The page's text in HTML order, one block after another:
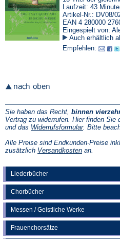
Liederbücher
Chorbücher
Messen / Geistliche Werke
Frauenchorsätze
Laufzeit: 43
Artikel-Nr.: DV08/
EAN 4 280000
Eingespielt von:
Auch erhältlich
Empfehlen:
Sie haben das Recht, binnen
Vertrag zu widerrufen. Hier finden Sie
und das Widerrufsformular(Öffnet
einem
neuen
. Bitte
Alle Preise sind Endkunden-Preise
zusätzlich Versandkosten(Öffnet
an.